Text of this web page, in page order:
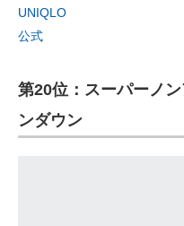
UNIQLO
公式
第20位：スーパーノ
ンダウン